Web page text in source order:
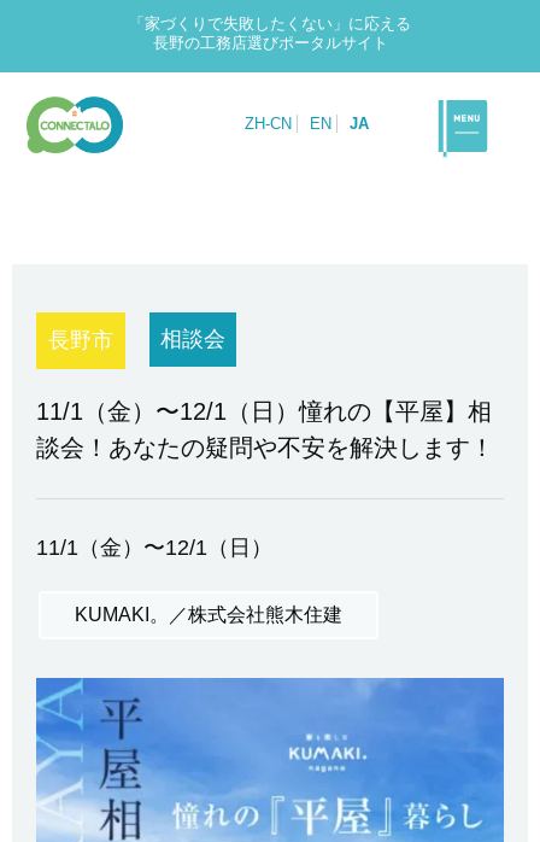
「家づくりで失敗したくない」に応える
長野の工務店選びポータルサイト
ZH-CN EN JA
長野市 相談会
11/1（金）〜12/1（日）憧れの【平屋】相
談会！あなたの疑問や不安を解決します！
11/1（金）〜12/1（日）
KUMAKI。／株式会社熊木住建